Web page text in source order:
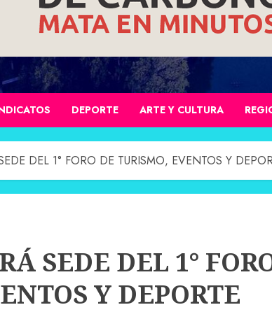
DEPORTE ARTE Y CULTURA
DEL 1° FORO DE TURISMO, EVENTOS Y
SEDE DEL 1°
Y DEPORTE